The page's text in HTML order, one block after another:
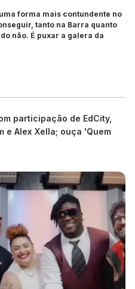
forma mais contundente no
tanto na Barra quanto
não. É puxar a galera da
participação de EdCity,
e Alex Xella; ouça 'Quem